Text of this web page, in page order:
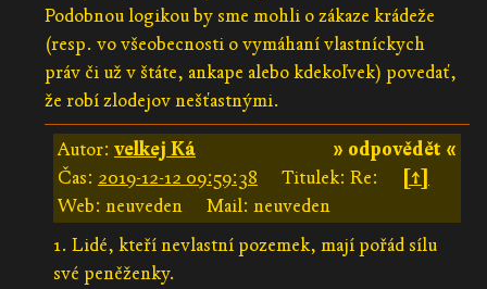
Podobnou logikou by sme mohli o zákaze krádeže
(resp. vo všeobecnosti o vymáhaní vlastníckych
práv či už v štáte, ankape alebo kdekoľvek) povedať,
že robí zlodejov nešťastnými.
» odpovědět «
Autor: velkej Ká
Čas: 2019-12-12 09:59:38 Titulek: Re:
[↑]
Web: neuveden
Mail: neuveden
1. Lidé, kteří nevlastní pozemek, mají pořád sílu
své peněženky.